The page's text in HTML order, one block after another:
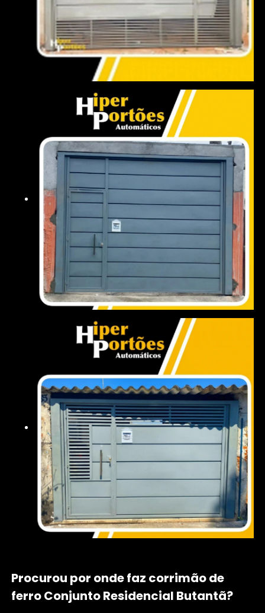
Procurou por onde faz corrimão de
ferro Conjunto Residencial Butantã?